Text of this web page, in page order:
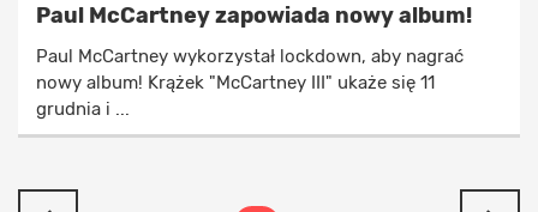
Paul McCartney zapowiada nowy album!
Paul McCartney wykorzystał lockdown, aby nagrać
nowy album! Krążek "McCartney III" ukaże się 11
grudnia i ...